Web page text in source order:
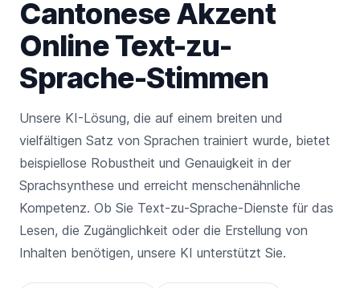
CantoneseAkzent
Online Text-zu-
Sprache-Stimmen
Unsere KI-Lösung, die auf einem breiten und
vielfältigen Satz von Sprachen trainiert wurde, bietet
beispiellose Robustheit und Genauigkeit in der
Sprachsynthese und erreicht menschenähnliche
Kompetenz. Ob Sie Text-zu-Sprache-Dienste für das
Lesen, die Zugänglichkeit oder die Erstellung von
Inhalten benötigen, unsere KI unterstützt Sie.